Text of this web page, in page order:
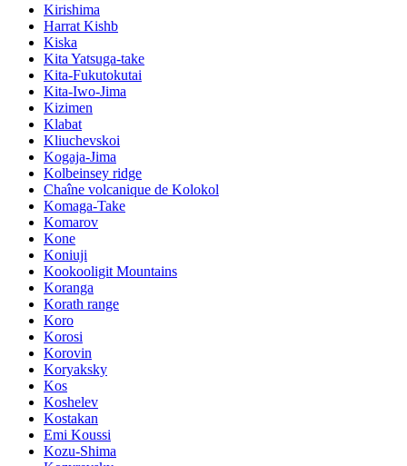
Kirishima
Harrat Kishb
Kiska
Kita Yatsuga-take
Kita-Fukutokutai
Kita-Iwo-Jima
Kizimen
Klabat
Kliuchevskoi
Kogaja-Jima
Kolbeinsey ridge
Chaîne volcanique de Kolokol
Komaga-Take
Komarov
Kone
Koniuji
Kookooligit Mountains
Koranga
Korath range
Koro
Korosi
Korovin
Koryaksky
Kos
Koshelev
Kostakan
Emi Koussi
Kozu-Shima